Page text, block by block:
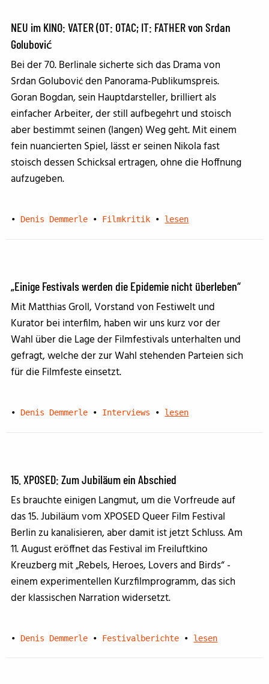
NEU im KINO: VATER (OT: OTAC; IT: FATHER von Srdan
Golubović
Bei der 70. Berlinale sicherte sich das Drama von
Srdan Golubović den Panorama-Publikumspreis.
Goran Bogdan, sein Hauptdarsteller, brilliert als
einfacher Arbeiter, der still aufbegehrt und stoisch
aber bestimmt seinen (langen) Weg geht. Mit einem
fein nuancierten Spiel, lässt er seinen Nikola fast
stoisch dessen Schicksal ertragen, ohne die Hoffnung
aufzugeben.
• Denis Demmerle • Filmkritik • lesen
„Einige Festivals werden die Epidemie nicht überleben“
Mit Matthias Groll, Vorstand von Festiwelt und
Kurator bei interfilm, haben wir uns kurz vor der
Wahl über die Lage der Filmfestivals unterhalten und
gefragt, welche der zur Wahl stehenden Parteien sich
für die Filmfeste einsetzt.
• Denis Demmerle • Interviews • lesen
15. XPOSED: Zum Jubiläum ein Abschied
Es brauchte einigen Langmut, um die Vorfreude auf
das 15. Jubiläum vom XPOSED Queer Film Festival
Berlin zu kanalisieren, aber damit ist jetzt Schluss. Am
11. August eröffnet das Festival im Freiluftkino
Kreuzberg mit „Rebels, Heroes, Lovers and Birds“ -
einem experimentellen Kurzfilmprogramm, das sich
der klassischen Narration widersetzt.
• Denis Demmerle • Festivalberichte • lesen